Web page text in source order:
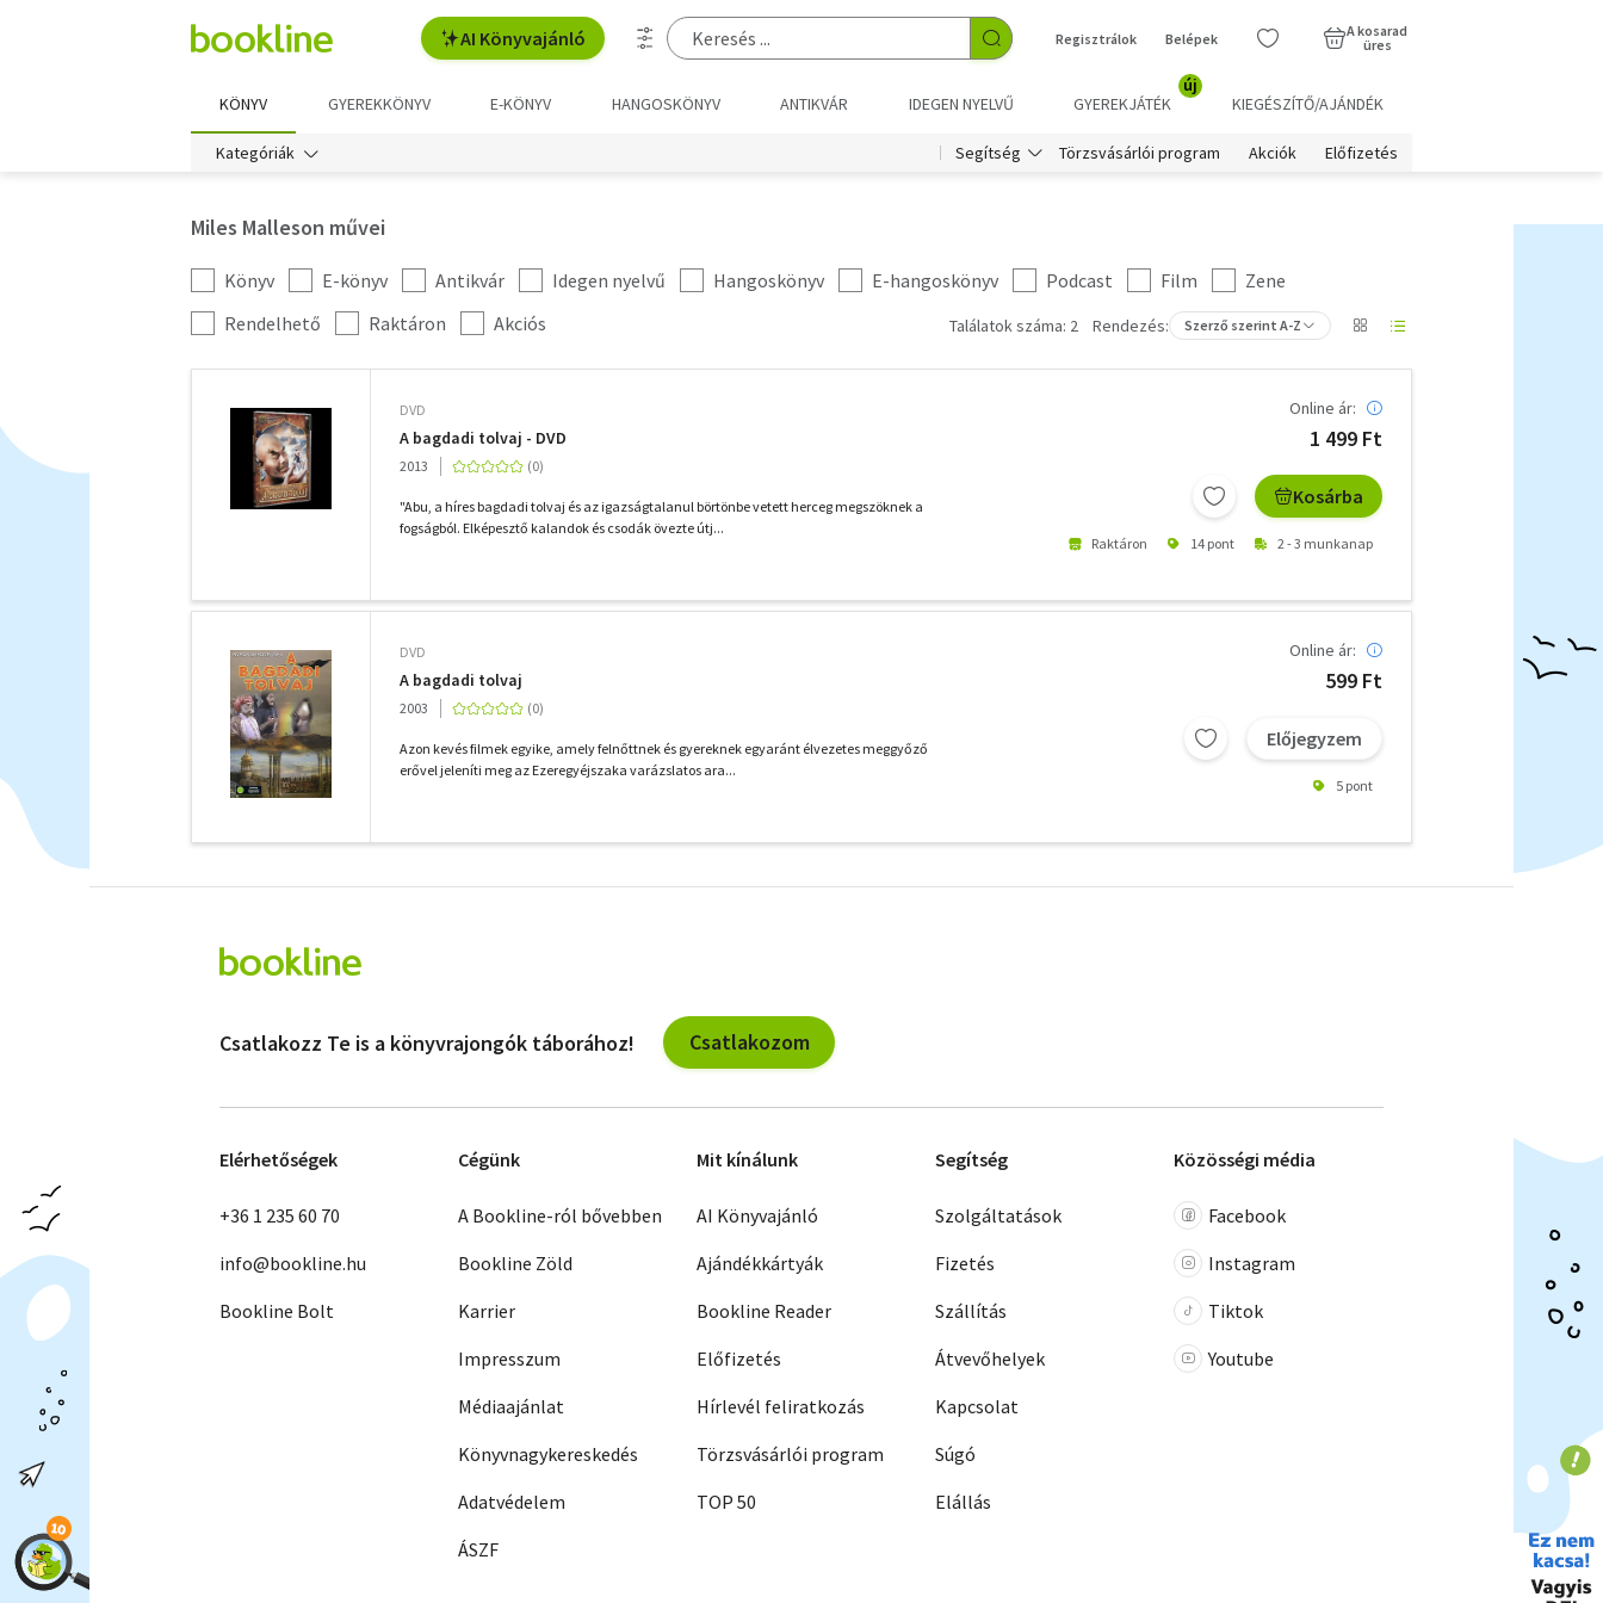
AI Könyvajánló Regisztrálok Belépek
A kosarad
üres
KÖNYV GYEREKKÖNYV E-KÖNYV HANGOSKÖNYV ANTIKVÁR IDEGEN NYELVŰ GYEREKJÁTÉK
új
KIEGÉSZÍTŐ/AJÁNDÉK
Kategóriák Segítség Törzsvásárlói program Akciók Előfizetés
Miles Malleson művei
Kategória
szűrés
Könyv E-könyv Antikvár Idegen nyelvű Hangoskönyv E-hangoskönyv Podcast Film
Zene
További
szűrők
Rendelhető Raktáron Akciós Találatok száma: 2 Rendezés: Szerző szerint A-Z
DVD
A bagdadi tolvaj - DVD
2013
"Abu, a híres bagdadi tolvaj és az igazságtalanul börtönbe vetett herceg megszöknek a
fogságból. Elképesztő kalandok és csodák övezte útj...
Online ár:
1 499 Ft
Kosárba
Raktáron 14 pont 2 - 3 munkanap
DVD
A bagdadi tolvaj
2003
Azon kevés filmek egyike, amely felnőttnek és gyereknek egyaránt élvezetes meggyőző
erővel jeleníti meg az Ezeregyéjszaka varázslatos ara...
Online ár:
599 Ft
Előjegyzem
5 pont
szűrők
Csatlakozz Te is a könyvrajongók táborához! Csatlakozom
Elérhetőségek
+36 1 235 60 70
info@bookline.hu
Bookline Bolt
Cégünk
A Bookline-ról bővebben
Bookline Zöld
Karrier
Impresszum
Médiaajánlat
Könyvnagykereskedés
Adatvédelem
ÁSZF
Mit kínálunk
AI Könyvajánló
Ajándékkártyák
Bookline Reader
Előfizetés
Hírlevél feliratkozás
Törzsvásárlói program
TOP 50
Segítség
Szolgáltatások
Fizetés
Szállítás
Átvevőhelyek
Kapcsolat
Súgó
Elállás
Közösségi média
Facebook
Instagram
Tiktok
Youtube